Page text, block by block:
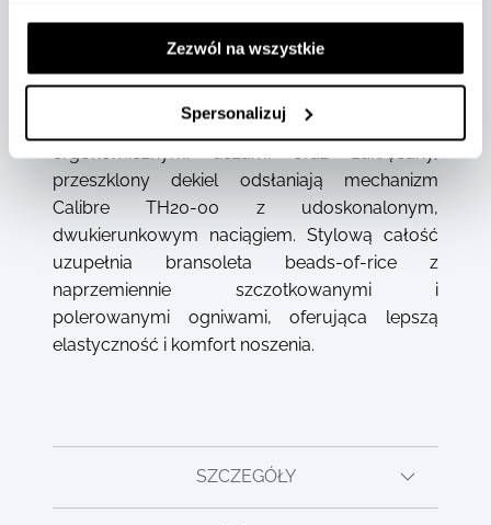
Zezwól na wszystkie
Spersonalizuj
chronioną wypukłym szafirowym szkłem
idealnie dopasowanym do krzywizny, co
stali szlachetnej z nowymi, bardziej
przeszklony dekiel odsłaniają mechanizm
Calibre TH20-00 z udoskonalonym,
dwukierunkowym naciągiem. Stylową całość
uzupełnia bransoleta beads-of-rice z
naprzemiennie szczotkowanymi i
polerowanymi ogniwami, oferująca lepszą
elastyczność i komfort noszenia.
SZCZEGÓŁY